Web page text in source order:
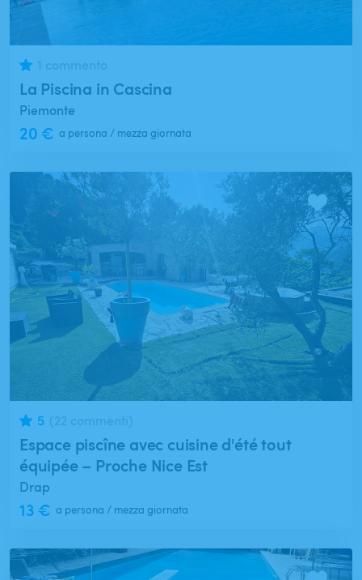
La Piscina in Cascina
Piemonte
20 € a persona / mezza giornata
5
Espace piscîne avec cuisine d'été tout
équipée – Proche Nice Est
Drap
13 € a persona / mezza giornata